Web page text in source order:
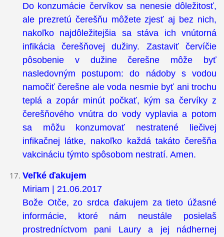
Do konzumácie červíkov sa nenesie dôležitosť,
ale prezretú čerešňu môžete zjesť aj bez nich,
nakoľko najdôležitejšia sa stáva ich vnútorná
infikácia čerešňovej dužiny. Zastaviť červíčie
pôsobenie v dužine čerešne môže byť
nasledovným postupom: do nádoby s vodou
namočiť čerešne ale voda nesmie byť ani trochu
teplá a zopár minút počkať, kým sa červíky z
čerešňového vnútra do vody vyplavia a potom
sa môžu konzumovať nestratené liečivej
infikačnej látke, nakoľko každá takáto čerešňa
vakcináciu týmto spôsobom nestratí. Amen.
Veľké ďakujem
Miriam | 21.06.2017
Bože Otče, zo srdca ďakujem za tieto úžasné
informácie, ktoré nám neustále posielaš
prostredníctvom pani Laury a jej nádhernej